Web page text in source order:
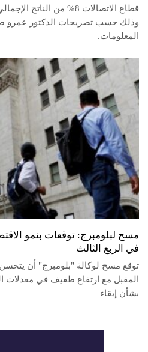
وذلك حسب تصريحات الدكتور عمرو
المعلومات.
في الربع الثالث
توقع مسح لوكالة "بلومبرج" أن يتحسن
المقبل مع ارتفاع طفيف في معدلات
بشأن إبقاء